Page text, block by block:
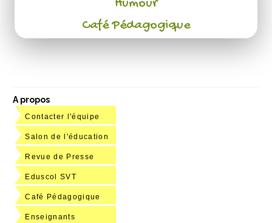
Humour
Café Pédagogique
A propos
Contacter l'équipe
Salon de l'éducation
Revue de Presse
Eduscol SVT
Café Pédagogique
Enseignants